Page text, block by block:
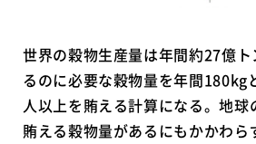
世界の穀物生産量は年間約27億
るのに必要な穀物量を年間180kg
人以上を賄える計算になる。地球
賄える穀物量があるにもかかわら